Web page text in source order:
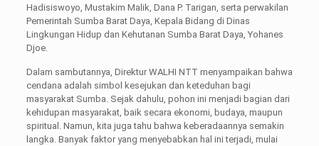
Hadisiswoyo, Mustakim Malik, Dana P. Tarigan, serta perwakilan
Pemerintah Sumba Barat Daya, Kepala Bidang di Dinas
Lingkungan Hidup dan Kehutanan Sumba Barat Daya, Yohanes
Djoe.
Dalam sambutannya, Direktur WALHI NTT menyampaikan bahwa
cendana adalah simbol kesejukan dan keteduhan bagi
masyarakat Sumba. Sejak dahulu, pohon ini menjadi bagian dari
kehidupan masyarakat, baik secara ekonomi, budaya, maupun
spiritual. Namun, kita juga tahu bahwa keberadaannya semakin
langka. Banyak faktor yang menyebabkan hal ini terjadi, mulai